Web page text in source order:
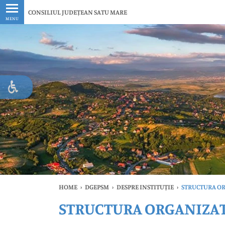
MENU
CONSILIUL JUDEȚEAN SATU MARE
HOME › DGEPSM › DESPRE INSTITUȚIE › STRUCTURA
STRUCTURA